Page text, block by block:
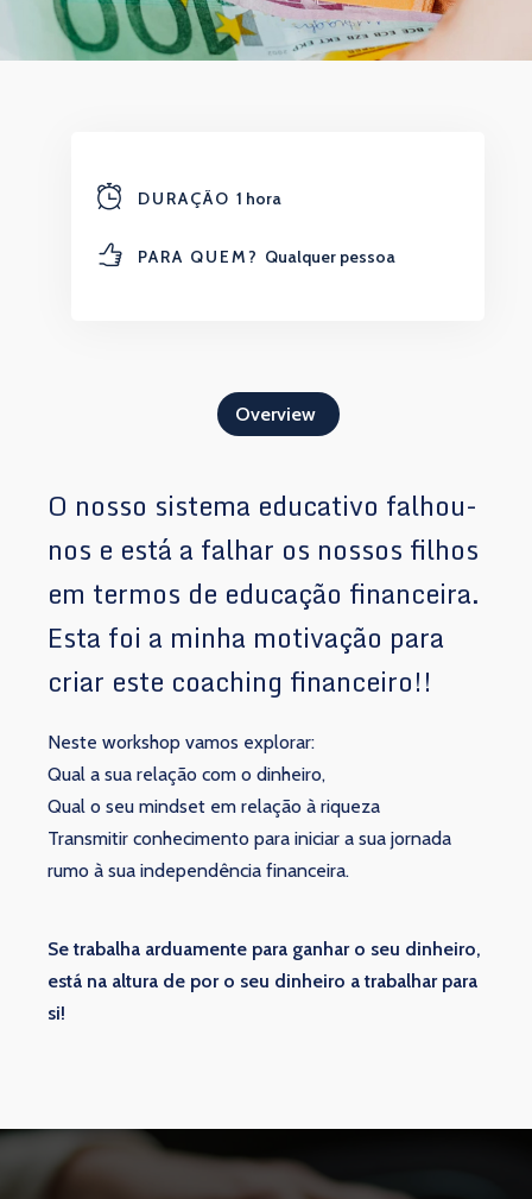
DURAÇÃO 1 hora
PARA QUEM? Qualquer pessoa
Overview
O nosso sistema educativo falhou-
nos e está a falhar os nossos filhos
em termos de educação financeira.
Esta foi a minha motivação para
criar este coaching financeiro!!
Neste workshop vamos explorar:
Qual a sua relação com o dinheiro,
Qual o seu mindset em relação à riqueza
Transmitir conhecimento para iniciar a sua jornada
rumo à sua independência financeira.
Se trabalha arduamente para ganhar o seu dinheiro,
está na altura de por o seu dinheiro a trabalhar para
si!